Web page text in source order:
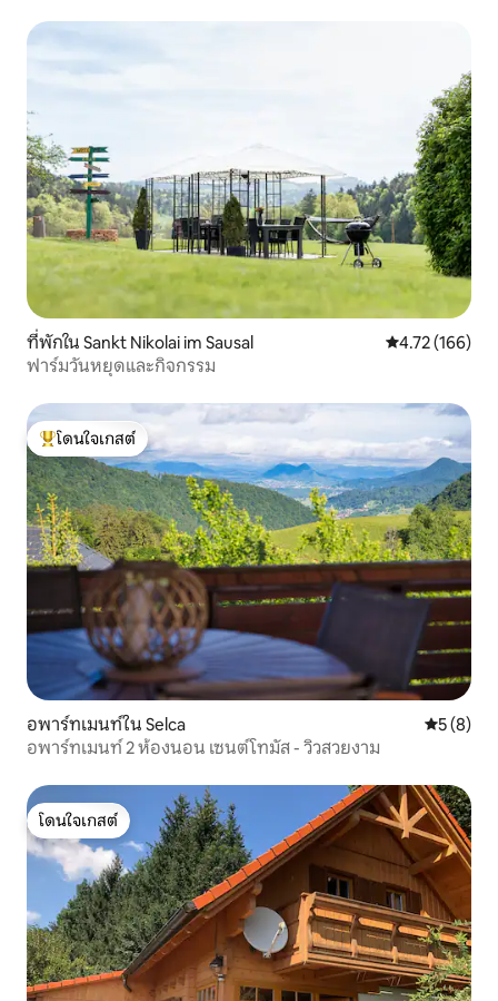
ที่พักใน Sankt Nikolai im Sausal คะแนนเฉลี่ย
4.72 (166)
ฟาร์มวันหยุดและกิจกรรม
โดนใจเกสต์ที่สุด
โดนใจเกสต์
อพาร์ทเมนท์ใน Selca คะแนนเฉ
5 (8)
อพาร์ทเมนท์ 2 ห้องนอน เซนต์โทมัส - วิวสวยงาม
โดนใจเกสต์
โดนใจเกสต์